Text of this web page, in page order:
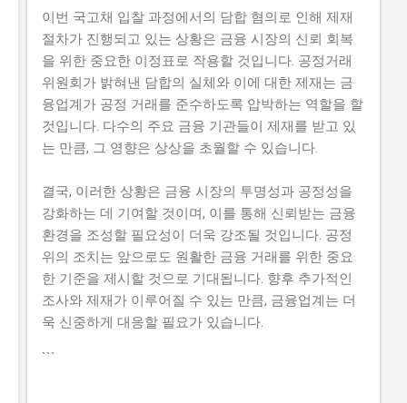
이번 국고채 입찰 과정에서의 담합 혐의로 인해 제재
절차가 진행되고 있는 상황은 금융 시장의 신뢰 회복
을 위한 중요한 이정표로 작용할 것입니다. 공정거래
위원회가 밝혀낸 담합의 실체와 이에 대한 제재는 금
융업계가 공정 거래를 준수하도록 압박하는 역할을 할
것입니다. 다수의 주요 금융 기관들이 제재를 받고 있
는 만큼, 그 영향은 상상을 초월할 수 있습니다.
결국, 이러한 상황은 금융 시장의 투명성과 공정성을
강화하는 데 기여할 것이며, 이를 통해 신뢰받는 금융
환경을 조성할 필요성이 더욱 강조될 것입니다. 공정
위의 조치는 앞으로도 원활한 금융 거래를 위한 중요
한 기준을 제시할 것으로 기대됩니다. 향후 추가적인
조사와 제재가 이루어질 수 있는 만큼, 금융업계는 더
욱 신중하게 대응할 필요가 있습니다.
```